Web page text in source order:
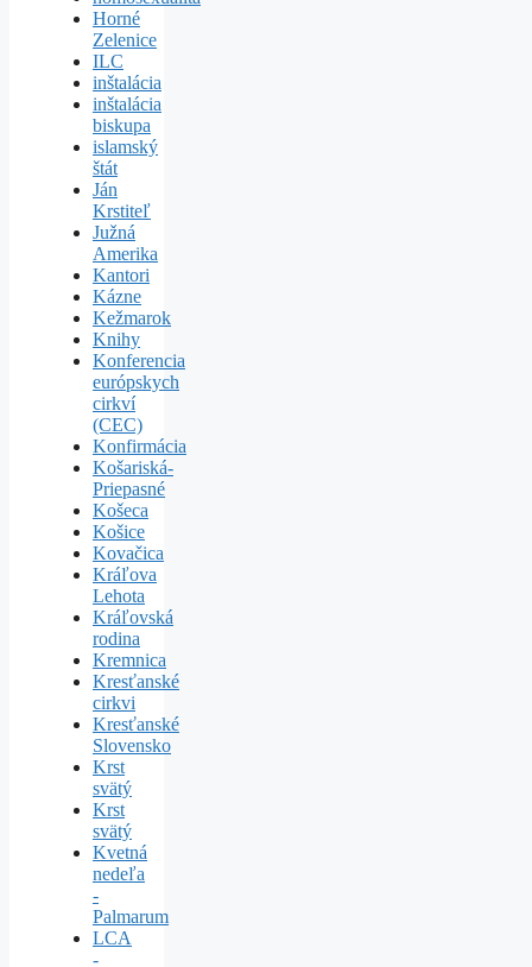
Horné
Zelenice
ILC
inštalácia
inštalácia
biskupa
islamský
štát
Ján
Krstiteľ
Južná
Amerika
Kantori
Kázne
Kežmarok
Knihy
Konferencia
európskych
cirkví
(CEC)
Konfirmácia
Košariská-
Priepasné
Košeca
Košice
Kovačica
Kráľova
Lehota
Kráľovská
rodina
Kremnica
Kresťanské
cirkvi
Kresťanské
Slovensko
Krst
svätý
Krst
svätý
Kvetná
nedeľa
-
Palmarum
LCA
-